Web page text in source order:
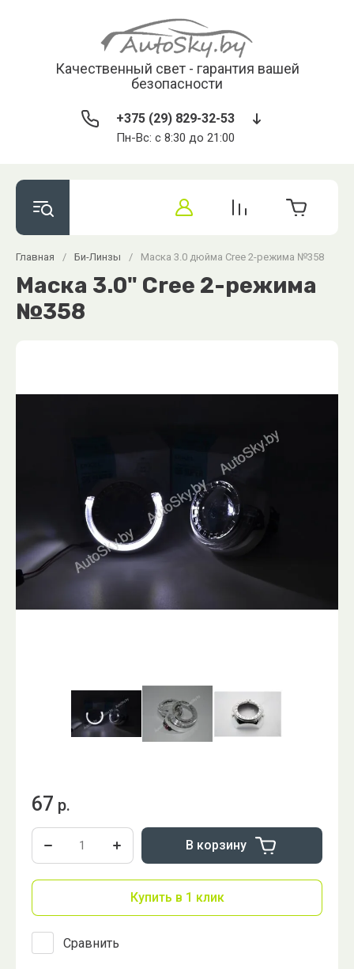
Качественный свет - гарантия вашей
безопасности
+375 (29) 829-32-53
Пн-Вс: с 8:30 до 21:00
Главная / Би-Линзы / Маска 3.0 дюйма Cree 2-режима №358
Маска 3.0" Cree 2-режима
№358
67 р.
В корзину
Купить в 1 клик
Сравнить